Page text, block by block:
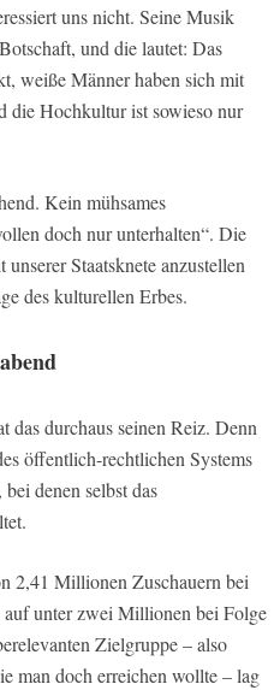
uns nicht. Seine Musik
und die lautet: Das
weiße Männer haben sich mit
die Hochkultur ist sowieso nur
Kein mühsames
doch nur unterhalten“. Die
Staatsknete anzustellen
des kulturellen Erbes.
das durchaus seinen Reiz. Denn
öffentlich-rechtlichen Systems
denen selbst das
2,41 Millionen Zuschauern bei
auf unter zwei Millionen bei Folge
Zielgruppe – also
man doch erreichen wollte – lag